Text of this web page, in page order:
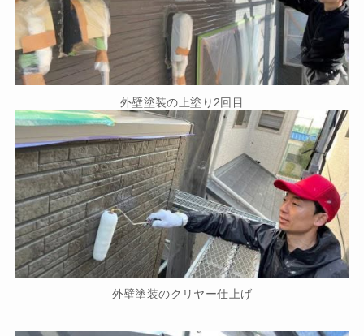
外壁塗装の上塗り2回目
外壁塗装のクリヤー仕上げ